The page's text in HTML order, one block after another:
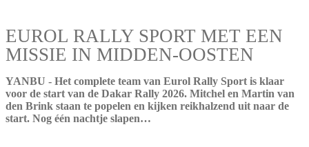
EUROL RALLY SPORT MET EEN
MISSIE IN MIDDEN-OOSTEN
YANBU - Het complete team van Eurol Rally Sport is klaar
voor de start van de Dakar Rally 2026. Mitchel en Martin van
den Brink staan te popelen en kijken reikhalzend uit naar de
start. Nog één nachtje slapen…